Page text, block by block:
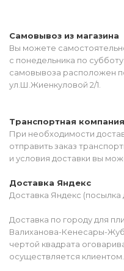
Самовывоз из магазина
Вы можете
с понедельника по
самовывоза расположен
ул.Ш.Жиенкуловой 2/1.
Транспортная компания
При необходимости
отправить заказ
и условия доставки вы
Доставка Яндекс
Доставка Яндекс (посылка
Доставка по городу для
Валиханова-Кенесары-
чертой квадрата
осуществляется клиентом.